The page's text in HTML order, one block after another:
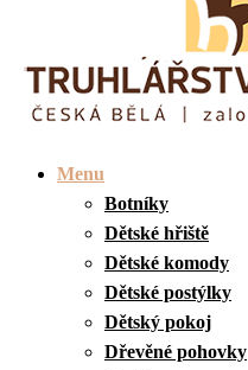
Menu
Botníky
Dětské hřiště
Dětské komody
Dětské postýlky
Dětský pokoj
Dřevěné pohovky